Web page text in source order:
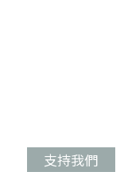
支持我們